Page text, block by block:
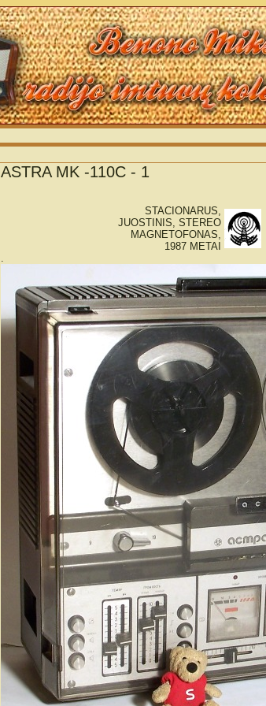
ASTRA MK -110C - 1
STACIONARUS,
JUOSTINIS, STEREO
MAGNETOFONAS,
1987 METAI
.